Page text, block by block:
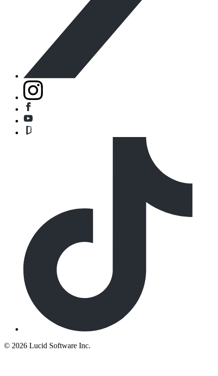
© 2026 Lucid Software Inc.